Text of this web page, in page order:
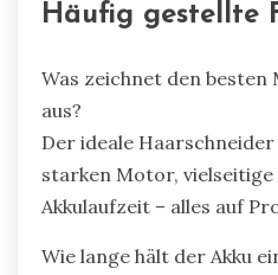
Häufig gestellte
Was zeichnet den
aus?
Der ideale
starken Motor, vielseitige
Akkulaufzeit – alles auf
Wie lange hält der Akku